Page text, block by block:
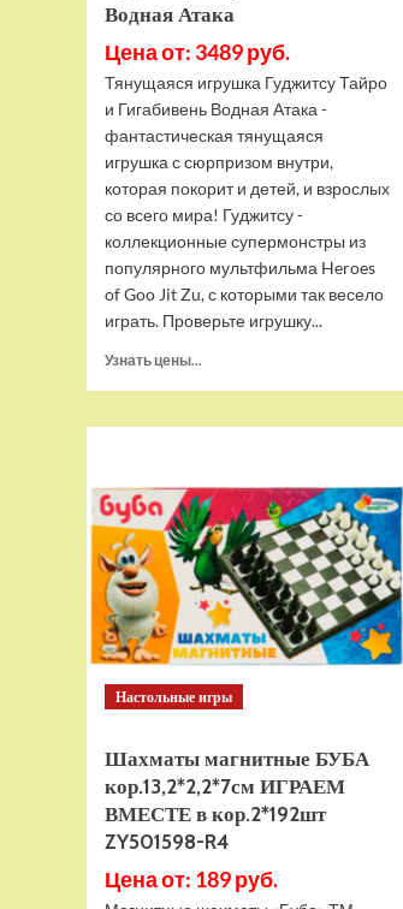
Водная Атака
Цена от: 3489 руб.
Тянущаяся игрушка Гуджитсу Тайро
и Гигабивень Водная Атака -
фантастическая тянущаяся
игрушка с сюрпризом внутри,
которая покорит и детей, и взрослых
со всего мира! Гуджитсу -
коллекционные супермонстры из
популярного мультфильма Heroes
of Goo Jit Zu, с которыми так весело
играть. Проверьте игрушку...
Узнать цены...
Тянущаяся
Тайро
и
Гигабивень
Водная
Атака
Настольные игры
Шахматы магнитные БУБА
кор.13,2*2,2*7см ИГРАЕМ
ВМЕСТЕ в кор.2*192шт
ZY501598-R4
Цена от: 189 руб.